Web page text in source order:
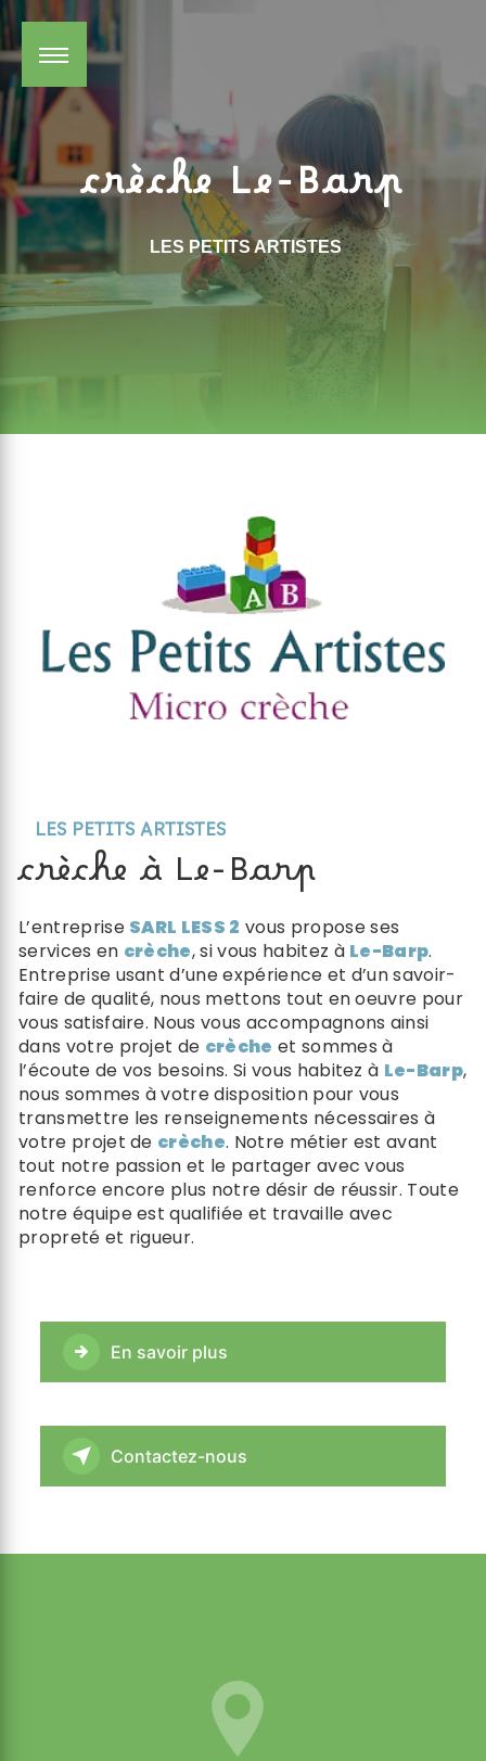
crèche Le-Barp
LES PETITS ARTISTES
LES PETITS ARTISTES
crèche à Le-Barp
L’entreprise SARL LESS 2 vous propose ses
services en crèche, si vous habitez à Le-Barp.
Entreprise usant d’une expérience et d’un savoir-
faire de qualité, nous mettons tout en oeuvre pour
vous satisfaire. Nous vous accompagnons ainsi
dans votre projet de crèche et sommes à
l’écoute de vos besoins. Si vous habitez à Le-Barp,
nous sommes à votre disposition pour vous
transmettre les renseignements nécessaires à
votre projet de crèche. Notre métier est avant
tout notre passion et le partager avec vous
renforce encore plus notre désir de réussir. Toute
notre équipe est qualifiée et travaille avec
propreté et rigueur.
En savoir plus
Contactez-nous
Panneau de gestion des cookies